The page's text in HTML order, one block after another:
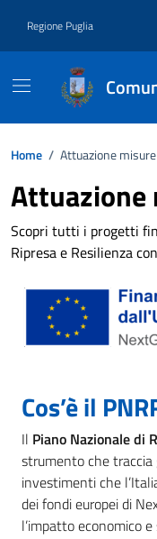
Regione Puglia
Home / Attuazione misure
Attuazione
Scopri tutti i progetti
Ripresa e Resilienza
Cos’è il
Il Piano Nazionale di
strumento che
investimenti che
dei fondi europei di
l’impatto economico